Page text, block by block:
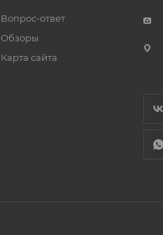
Вопрос-ответ
Обзоры
Карта сайта